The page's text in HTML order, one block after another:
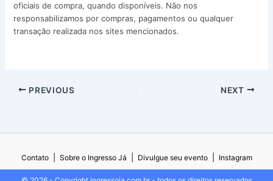
oficiais de compra, quando disponíveis. Não nos
responsabilizamos por compras, pagamentos ou qualquer
transação realizada nos sites mencionados.
PREVIOUS NEXT
Contato Sobre o Ingresso Já Divulgue seu evento Instagram